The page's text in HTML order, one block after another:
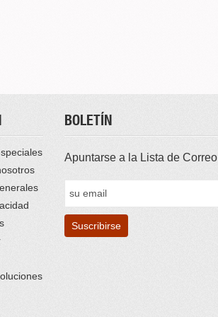
BOLETÍN
Apuntarse a la Lista de Correo